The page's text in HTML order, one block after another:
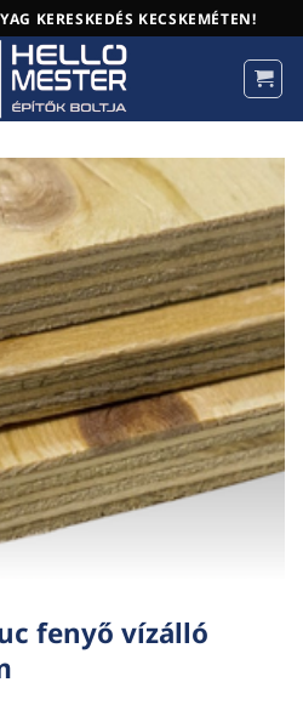
KERESKEDÉS KECSKEMÉTEN!
fenyő vízálló